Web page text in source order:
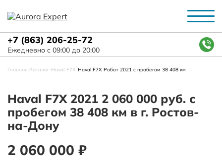
+7 (863) 206-25-72
Ежедневно с 09:00 до 20:00
Главная-Каталог-Haval-F7X-Haval F7X Робот 2021 с пробегом 38 408 км
Haval F7X 2021 2 060 000 руб. с
пробегом 38 408 км в г. Ростов-
на-Дону
2 060 000 ₽